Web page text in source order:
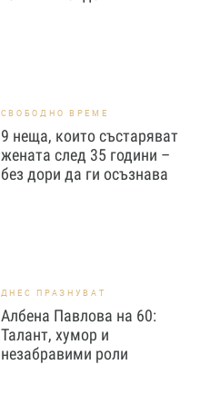
СВОБОДНО ВРЕМЕ
9 неща, които състаряват
жената след 35 години –
без дори да ги осъзнава
ДНЕС ПРАЗНУВАТ
Албена Павлова на 60:
Талант, хумор и
незабравими роли